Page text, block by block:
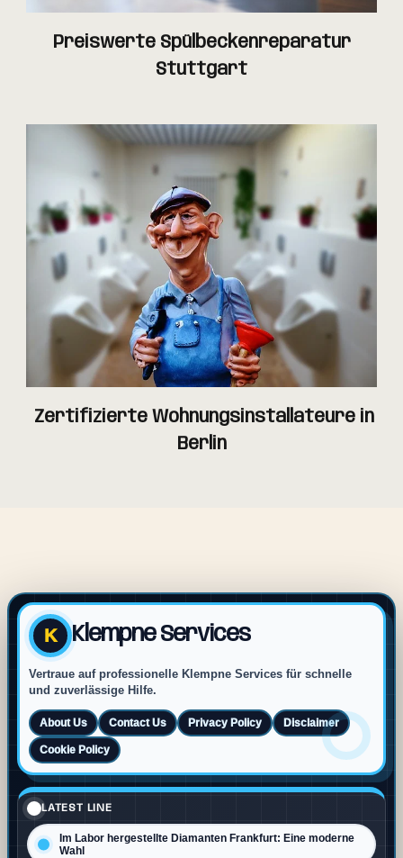
Preiswerte Spülbeckenreparatur
Stuttgart
Zertifizierte Wohnungsinstallateure in
Berlin
K Klempne Services
Vertraue auf professionelle Klempne Services für schnelle
und zuverlässige Hilfe.
About Us Contact Us Privacy Policy Disclaimer
Cookie Policy
LATEST LINE
Im Labor hergestellte Diamanten Frankfurt: Eine moderne
Wahl